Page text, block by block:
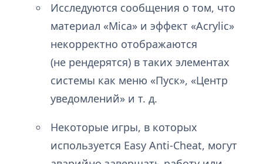
Исследуются сообщения о том, что
материал «Mica» и эффект «Acrylic»
некорректно отображаются
(не рендерятся) в таких элементах
системы как меню «Пуск», «Центр
уведомлений» и т. д.
Некоторые игры, в которых
используется Easy Anti-Cheat, могут